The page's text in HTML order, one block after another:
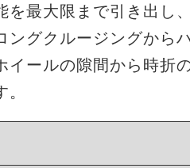
を最大限まで引き出し
ングクルージングから
ールの隙間から時折